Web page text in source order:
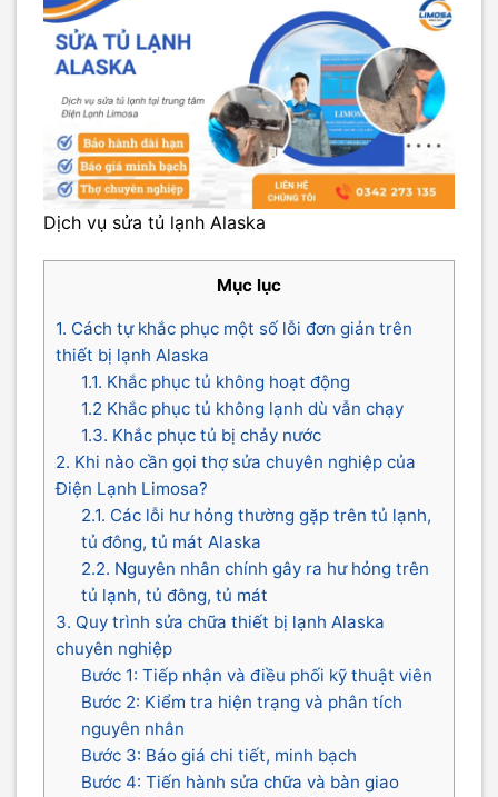
Dịch vụ sửa tủ lạnh Alaska
Mục lục
1. Cách tự khắc phục một số lỗi đơn giản trên
thiết bị lạnh Alaska
1.1. Khắc phục tủ không hoạt động
1.2 Khắc phục tủ không lạnh dù vẫn chạy
1.3. Khắc phục tủ bị chảy nước
2. Khi nào cần gọi thợ sửa chuyên nghiệp của
Điện Lạnh Limosa?
2.1. Các lỗi hư hỏng thường gặp trên tủ lạnh,
tủ đông, tủ mát Alaska
2.2. Nguyên nhân chính gây ra hư hỏng trên
tủ lạnh, tủ đông, tủ mát
3. Quy trình sửa chữa thiết bị lạnh Alaska
chuyên nghiệp
Bước 1: Tiếp nhận và điều phối kỹ thuật viên
Bước 2: Kiểm tra hiện trạng và phân tích
nguyên nhân
Bước 3: Báo giá chi tiết, minh bạch
Bước 4: Tiến hành sửa chữa và bàn giao